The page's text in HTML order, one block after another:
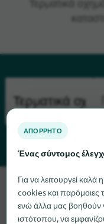
Λυπούμαστε, δεν
οχημάτων αυτή τη
βρείτε το
ΑΠΌΡΡΗΤΟ
Ένας σύντομος
Για να λειτουργεί
cookies και παρόμοιες
ενώ άλλα μας βοηθούν
ιστότοπου, να